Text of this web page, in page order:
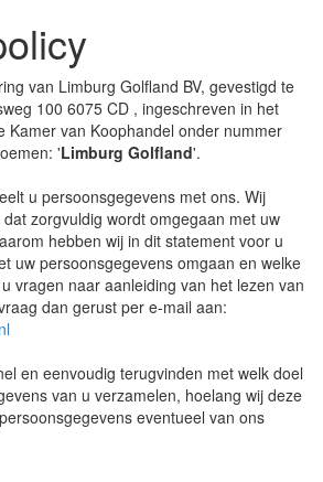
van Limburg Golfland BV, gevestigd te
100 6075 CD , ingeschreven in het
Kamer van Koophandel onder nummer
'Limburg Golfland'.
u persoonsgegevens met ons. Wij
zorgvuldig wordt omgegaan met uw
hebben wij in dit statement voor u
uw persoonsgegevens omgaan en welke
vragen naar aanleiding van het lezen van
dan gerust per e-mail aan:
en eenvoudig terugvinden met welk doel
van u verzamelen, hoelang wij deze
eventueel van ons